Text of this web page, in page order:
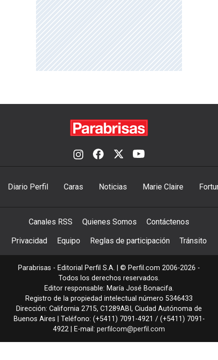
Diario Perfil Caras Noticias Marie Claire
Canales RSS Quienes Somos Contáctenos
Privacidad Equipo Reglas de participación Tránsito
Parabrisas - Editorial Perfil S.A. | © Perfil.com 2006-2026 -
Todos los derechos reservados.
Editor responsable: María José Bonacifa.
Registro de la propiedad intelectual número 5346433
Dirección: California 2715, C1289ABI , Ciudad Autónoma de
Buenos Aires | Teléfono: (+5411) 7091-4921 / (+5411) 7091-
4922 | E-mail: perfilcom@perfil.com